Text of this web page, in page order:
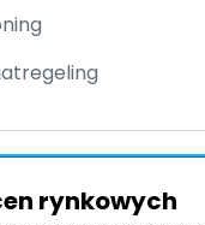
rynkowych